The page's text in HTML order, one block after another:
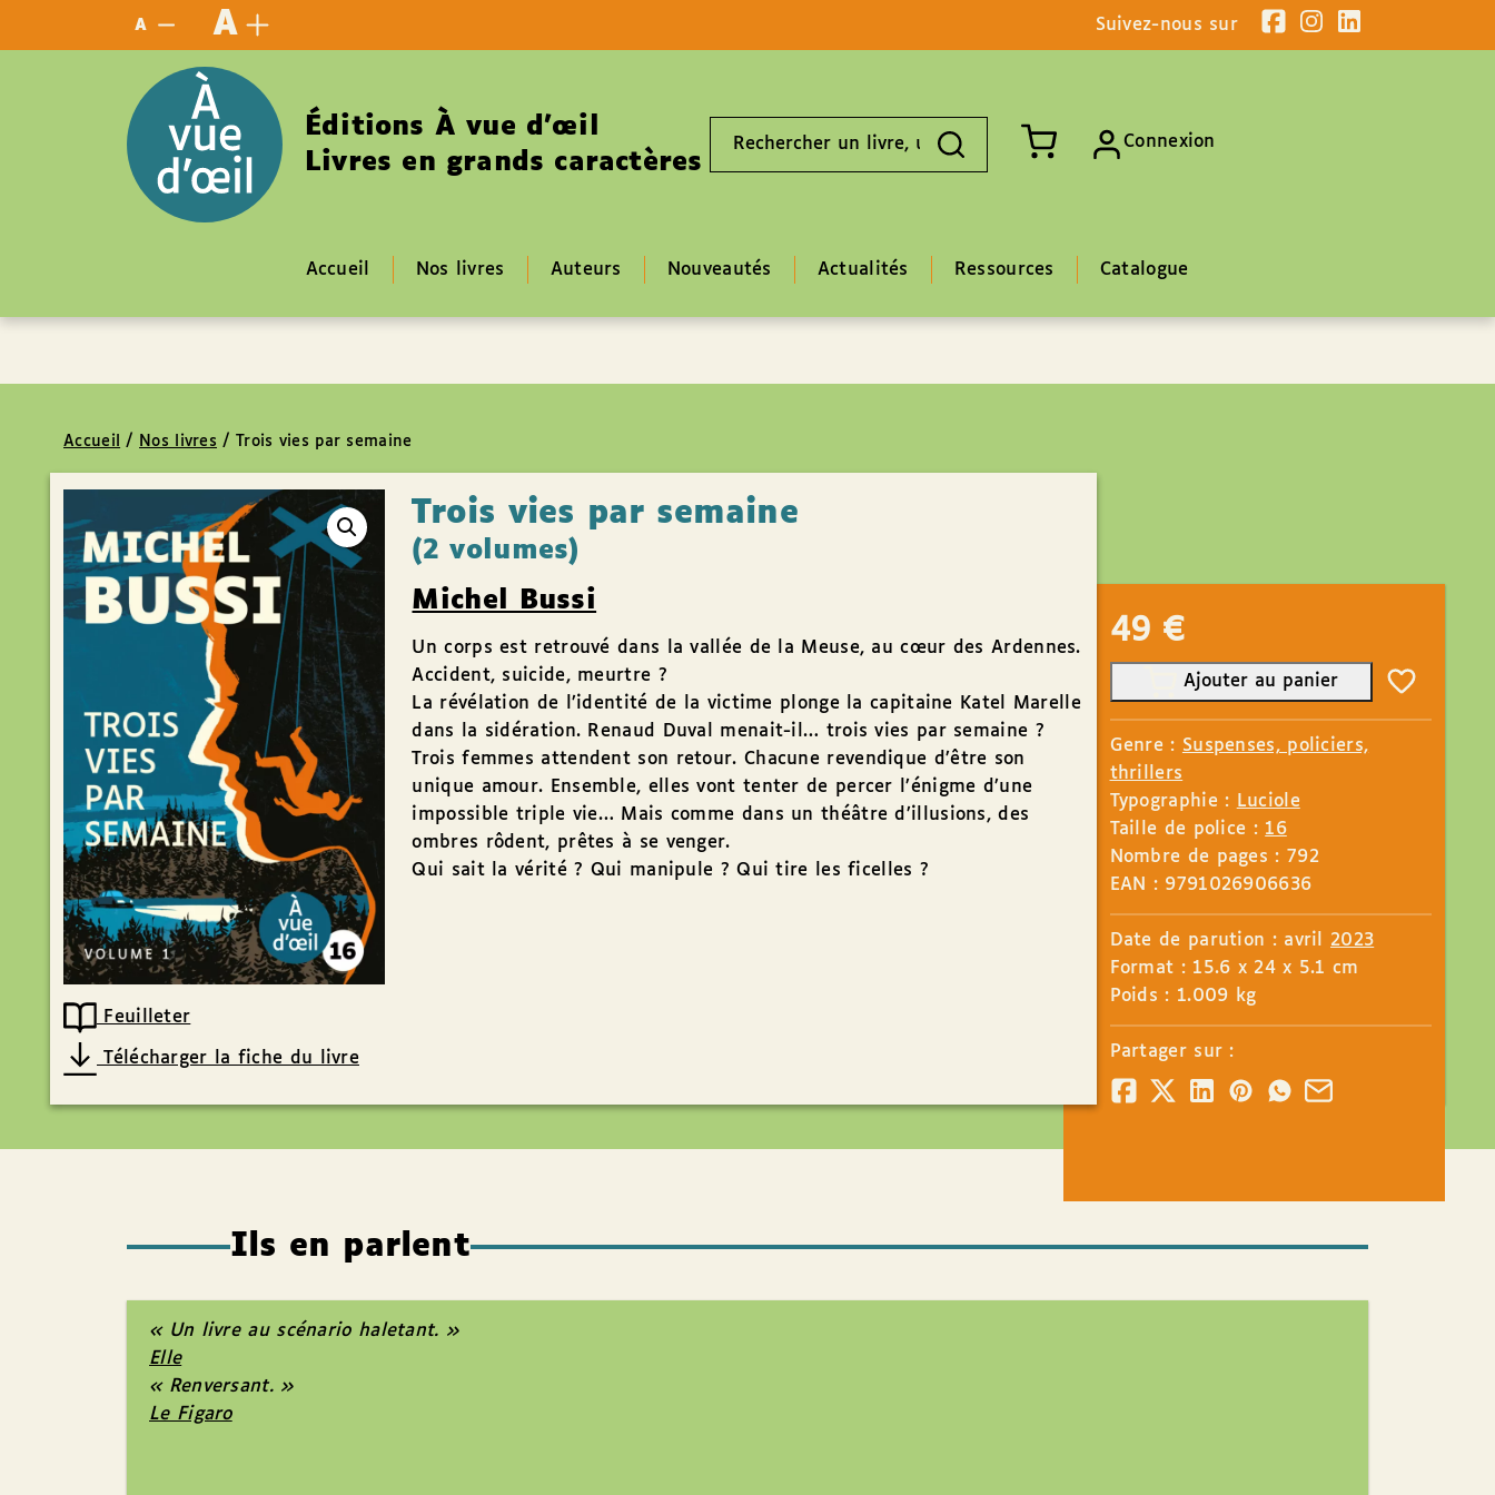
A A Suivez-nous sur
Éditions À vue d’œil
Livres en grands caractères livre,
Connexion
Accueil Nos livres Auteurs Nouveautés Actualités Ressources Catalogue
Accueil / Nos livres / Trois vies par semaine
Feuilleter
Télécharger la fiche du livre
Trois vies par semaine
(2 volumes)
Michel Bussi
Un corps est retrouvé dans la vallée de la Meuse, au cœur des Ardennes.
Accident, suicide, meurtre ?
La révélation de l’identité de la victime plonge la capitaine Katel Marelle
dans la sidération. Renaud Duval menait-il… trois vies par semaine ?
Trois femmes attendent son retour. Chacune revendique d’être son
unique amour. Ensemble, elles vont tenter de percer l’énigme d’une
impossible triple vie… Mais comme dans un théâtre d’illusions, des
ombres rôdent, prêtes à se venger.
Qui sait la vérité ? Qui manipule ? Qui tire les ficelles ?
49 €
Ajouter au panier
Genre : Suspenses, policiers,
thrillers
Typographie : Luciole
Taille de police : 16
Nombre de pages : 792
EAN : 9791026906636
Date de parution : avril 2023
Format : 15.6 x 24 x 5.1 cm
Poids : 1.009 kg
Partager sur :
Ils en parlent
« Un livre au scénario haletant. »
Elle
« Renversant. »
Le Figaro
Panneau de gestion des cookies